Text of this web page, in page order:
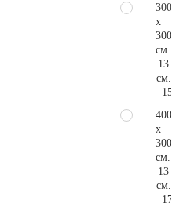
300
x
300
см.
13
см.
400
x
300
см.
13
см.